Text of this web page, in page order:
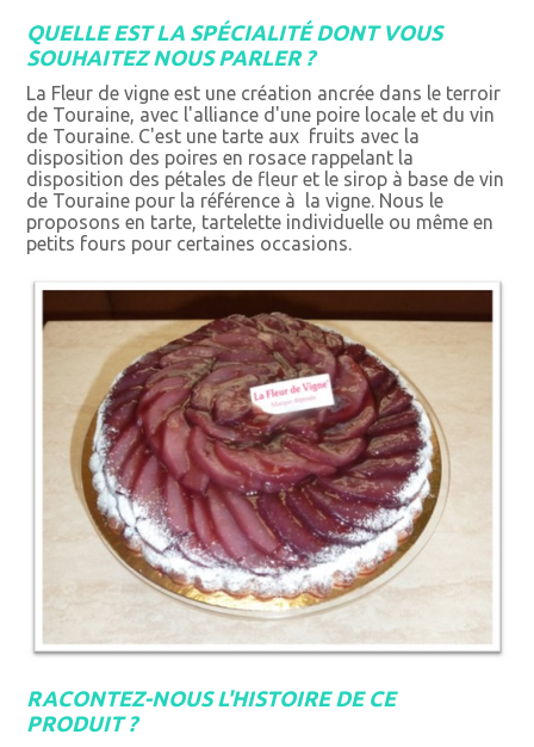
QUELLE EST LA SPÉCIALITÉ DONT VOUS
SOUHAITEZ NOUS PARLER ?
La Fleur de vigne est une création ancrée dans le terroir
de Touraine, avec l'alliance d'une poire locale et du vin
de Touraine. C'est une tarte aux fruits avec la
disposition des poires en rosace rappelant la
disposition des pétales de fleur et le sirop à base de vin
de Touraine pour la référence à la vigne. Nous le
proposons en tarte, tartelette individuelle ou même en
petits fours pour certaines occasions.
RACONTEZ-NOUS L'HISTOIRE DE CE
PRODUIT ?